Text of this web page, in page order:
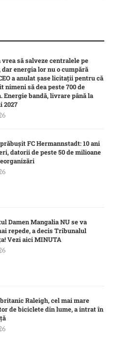
vrea să salveze centralele pe
dar energia lor nu o cumpără
a anulat șase licitații pentru că
nimeni să dea peste 700 de
Energie bandă, livrare până la
2027
FC Hermannstadt: 10 ani
datorii de peste 50 de milioane
Damen Mangalia NU se va
repede, a decis Tribunalul
Vezi aici MINUTA
Raleigh, cel mai mare
de biciclete din lume, a intrat în